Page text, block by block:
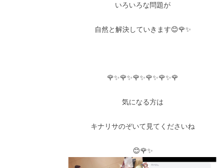
いろいろな問題が
自然と解決していきます😊🌹✨
🌹✨🌹✨🌹✨🌹✨🌹✨🌹
気になる方は
キナリサのぞいて見てくださいね
😊🌹✨